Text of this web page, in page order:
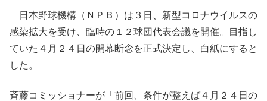
日本野球機構（ＮＰＢ）は３日、新型コロナウイルスの
感染拡大を受け、臨時の１２球団代表会議を開催。目指し
ていた４月２４日の開幕断念を正式決定し、白紙にすると
した。
斉藤コミッショナーが「前回、条件が整えば４月２４日の